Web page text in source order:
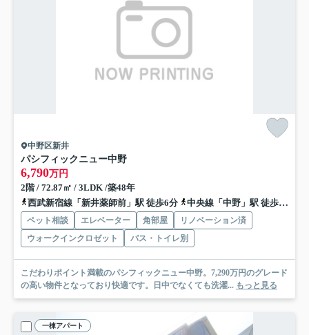
中野区新井
パシフィックニュー中野
6,790万円
2階 / 72.87㎡ / 3LDK /築48年
西武新宿線「新井薬師前」駅 徒歩6分
中央線「中野」駅 徒歩16分
ペット相談 エレベーター 角部屋
リノベーション済
ウォークインクロゼット
バス・トイレ別
こだわりポイント満載のパシフィックニュー中野。7,290万円のグレード
の高い物件となっており快適です。日中でなくても洗濯... もっと見る
一棟アパート